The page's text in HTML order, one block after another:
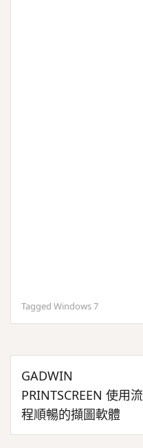
Tagged Windows 7
文
章
導
覽
GADWIN
PRINTSCREEN 使用流
程順暢的擷圖軟體